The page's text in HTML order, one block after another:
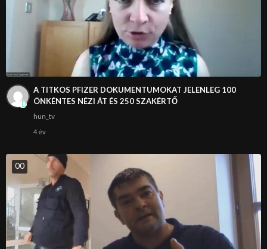
A TITKOS PFIZER DOKUMENTUMOKAT JELENLEG 100
ÖNKÉNTES NÉZI ÁT ÉS 250 SZAKÉRTŐ
hun_tv
4 év
00